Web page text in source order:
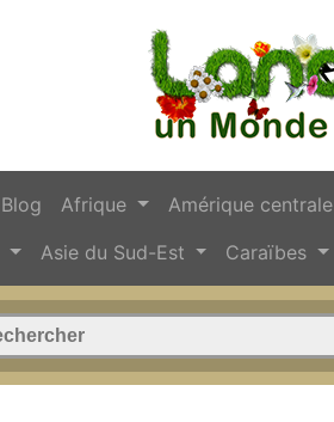
Blog Afrique Amérique centrale
Asie du Sud-Est Caraïbes